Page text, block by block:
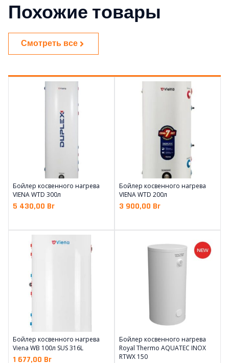
Похожие товары
Смотреть все
Бойлер косвенного нагрева
VIENA WTD 300л
5 430,00 Br
Бойлер косвенного нагрева
VIENA WTD 200л
3 900,00 Br
Бойлер косвенного нагрева
Viena WB 100л SUS 316L
1 677,00 Br
Бойлер косвенного нагрева
Royal Thermo AQUATEC INOX
RTWX 150